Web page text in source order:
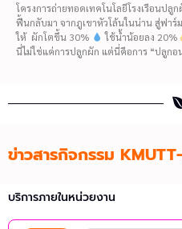
โครงการถ่ายทอดเทคโนโลยีโรงเรือนป
ฟื้นกลับมา จากภูเขาหัวโล้นในน่าน สู่ฟาร์
ให้ ผักโตขึ้น 30%
ใช้น้ำน้อยลง 20%
นี่ไม่ใช่แค่การปลูกผัก แต่นี่คือการ “ปลูก
ข่าวสารกิจกรรม
บริการภายในหน่วยงาน